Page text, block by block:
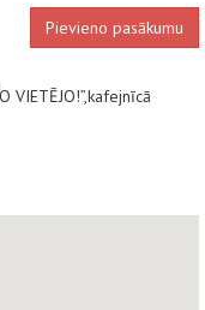
Pievieno pasākumu
VIETĒJO!”,kafejnīcā